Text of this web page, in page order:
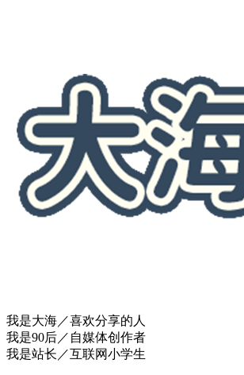
我是大海／喜欢分享的人
我是90后／自媒体创作者
我是站长／互联网小学生